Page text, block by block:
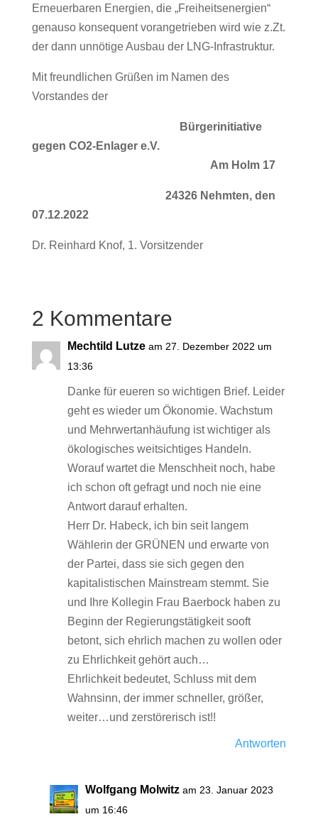
Erneuerbaren Energien, die „Freiheitsenergien“
genauso konsequent vorangetrieben wird wie z.Zt.
der dann unnötige Ausbau der LNG-Infrastruktur.
Mit freundlichen Grüßen im Namen des
Vorstandes der
Bürgerinitiative
gegen CO2-Enlager e.V.
Am Holm 17
24326 Nehmten, den
07.12.2022
Dr. Reinhard Knof, 1. Vorsitzender
2 Kommentare
Mechtild Lutze am 27. Dezember 2022 um
13:36
Danke für eueren so wichtigen Brief. Leider
geht es wieder um Ökonomie. Wachstum
und Mehrwertanhäufung ist wichtiger als
ökologisches weitsichtiges Handeln.
Worauf wartet die Menschheit noch, habe
ich schon oft gefragt und noch nie eine
Antwort darauf erhalten.
Herr Dr. Habeck, ich bin seit langem
Wählerin der GRÜNEN und erwarte von
der Partei, dass sie sich gegen den
kapitalistischen Mainstream stemmt. Sie
und Ihre Kollegin Frau Baerbock haben zu
Beginn der Regierungstätigkeit sooft
betont, sich ehrlich machen zu wollen oder
zu Ehrlichkeit gehört auch…
Ehrlichkeit bedeutet, Schluss mit dem
Wahnsinn, der immer schneller, größer,
weiter…und zerstörerisch ist!!
Antworten
Wolfgang Molwitz am 23. Januar 2023
um 16:46